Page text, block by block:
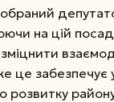
на цій
це забезпечує
розвитку